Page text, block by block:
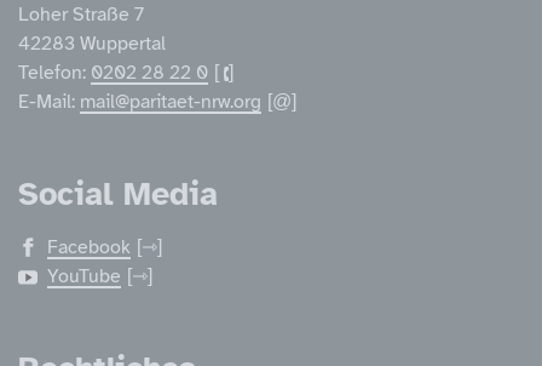
Loher Straße 7
42283 Wuppertal
Telefon: 0202 28 22 0
E-Mail: mail@paritaet-nrw.org
Social Media
Facebook
YouTube